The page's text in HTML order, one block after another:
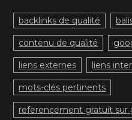
backlinks de qualité
contenu de qualité
liens externes liens
mots-clés pertinents
referencement gratuit sur